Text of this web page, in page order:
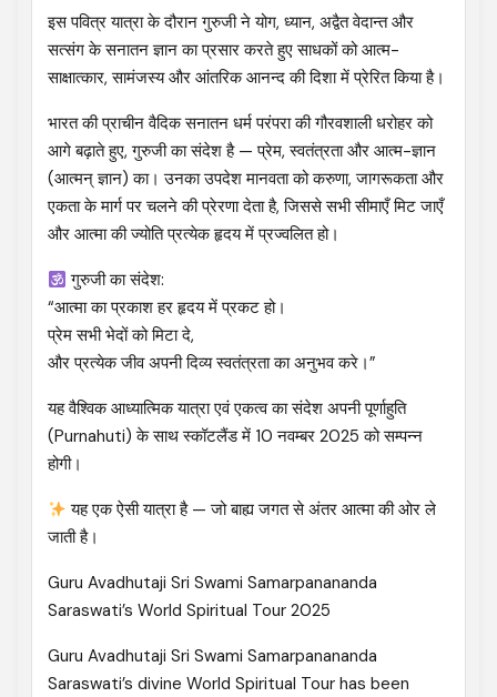
इस पवित्र यात्रा के दौरान गुरुजी ने योग, ध्यान, अद्वैत वेदान्त और
सत्संग के सनातन ज्ञान का प्रसार करते हुए साधकों को आत्म-
साक्षात्कार, सामंजस्य और आंतरिक आनन्द की दिशा में प्रेरित किया है।
भारत की प्राचीन वैदिक सनातन धर्म परंपरा की गौरवशाली धरोहर को
आगे बढ़ाते हुए, गुरुजी का संदेश है — प्रेम, स्वतंत्रता और आत्म-ज्ञान
(आत्मन् ज्ञान) का। उनका उपदेश मानवता को करुणा, जागरूकता और
एकता के मार्ग पर चलने की प्रेरणा देता है, जिससे सभी सीमाएँ मिट जाएँ
और आत्मा की ज्योति प्रत्येक हृदय में प्रज्वलित हो।
गुरुजी का संदेश:
“आत्मा का प्रकाश हर हृदय में प्रकट हो।
प्रेम सभी भेदों को मिटा दे,
और प्रत्येक जीव अपनी दिव्य स्वतंत्रता का अनुभव करे।”
यह वैश्विक आध्यात्मिक यात्रा एवं एकत्व का संदेश अपनी पूर्णाहुति
(Purnahuti) के साथ स्कॉटलैंड में 10 नवम्बर 2025 को सम्पन्न
होगी।
यह एक ऐसी यात्रा है — जो बाह्य जगत से अंतर आत्मा की ओर ले
जाती है।
Guru Avadhutaji Sri Swami Samarpanananda
Saraswati’s World Spiritual Tour 2025
Guru Avadhutaji Sri Swami Samarpanananda
Saraswati’s divine World Spiritual Tour has been